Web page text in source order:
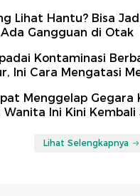
Lihat Hantu? Bisa
Gangguan di Otak
Kontaminasi
Ini Cara Mengatasi
Menggelap Gegara
Wanita Ini Kini Kembali
Lihat Selengkapnya